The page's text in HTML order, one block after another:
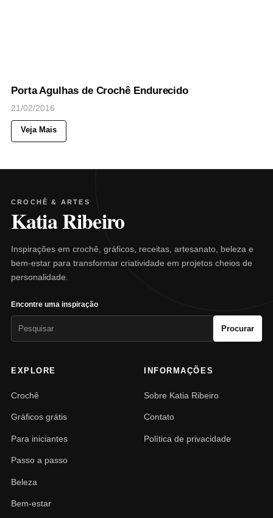
Porta Agulhas de Crochê Endurecido
21/02/2016
Veja Mais
CROCHÊ & ARTES
Katia Ribeiro
Inspirações em crochê, gráficos, receitas, artesanato, beleza e
bem-estar para transformar criatividade em projetos cheios de
personalidade.
Encontre uma inspiração
Procurar
EXPLORE
Crochê
Gráficos grátis
Para iniciantes
Passo a passo
Beleza
Bem-estar
INFORMAÇÕES
Sobre Katia Ribeiro
Contato
Política de privacidade